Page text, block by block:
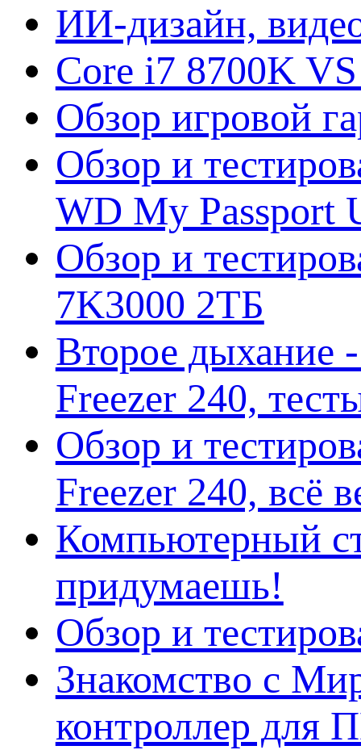
ИИ-дизайн,
Core i7 8700K
Обзор игровой
Обзор и
WD My Passport
Обзор и
7K3000 2ТБ
Второе дыхание
Freezer 240,
Обзор и
Freezer 240, всё
Компьютерный
придумаешь!
Обзор и
Знакомство с
контроллер для